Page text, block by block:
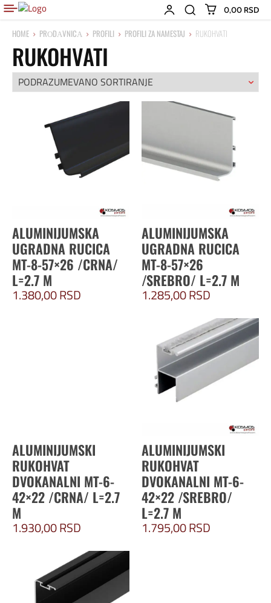
0,00 RSD
HOME PRОDАVNICА PROFILI PROFILI ZA NAMESTAJ RUKOHVATI
RUKOHVATI
ALUMINIJUMSKA
UGRADNA RUCICA
MT-8-57×26 /CRNA/
L=2.7 M
1.380,00RSD
ALUMINIJUMSKA
UGRADNA RUCICA
MT-8-57×26
/SREBRO/ L=2.7 M
1.285,00RSD
ALUMINIJUMSKI
RUKOHVAT
DVOKANALNI MT-6-
42×22 /CRNA/ L=2.7
M
1.930,00RSD
ALUMINIJUMSKI
RUKOHVAT
DVOKANALNI MT-6-
42×22 /SREBRO/
L=2.7 M
1.795,00RSD